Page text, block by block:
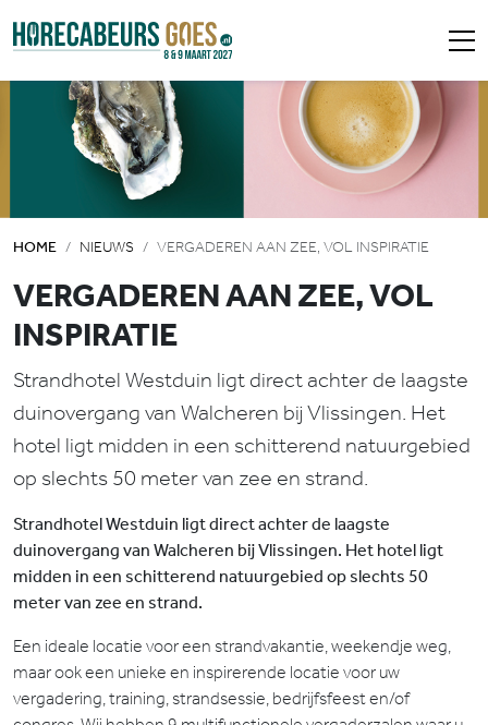
HOME NIEUWS VERGADEREN AAN ZEE, VOL INSPIRATIE
VERGADEREN AAN ZEE, VOL
INSPIRATIE
Strandhotel Westduin ligt direct achter de laagste
duinovergang van Walcheren bij Vlissingen. Het
hotel ligt midden in een schitterend natuurgebied
op slechts 50 meter van zee en strand.
Strandhotel Westduin ligt direct achter de laagste
duinovergang van Walcheren bij Vlissingen. Het hotel ligt
midden in een schitterend natuurgebied op slechts 50
meter van zee en strand.
Een ideale locatie voor een strandvakantie, weekendje weg,
maar ook een unieke en inspirerende locatie voor uw
vergadering, training, strandsessie, bedrijfsfeest en/of